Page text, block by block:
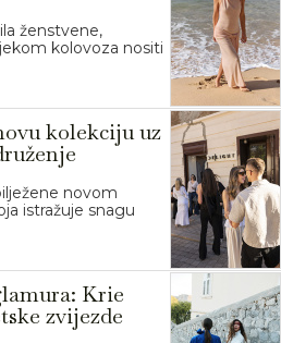
ženstvene,
kolovoza nositi
kolekciju uz
novom
istražuje snagu
Krie
zvijezde